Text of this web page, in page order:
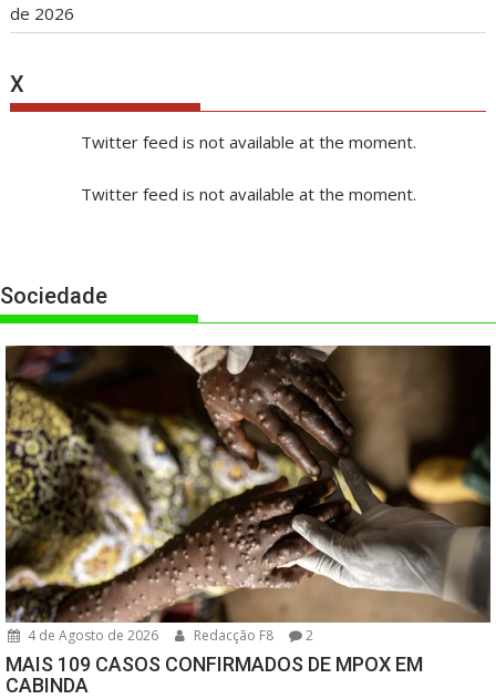
de 2026
X
Twitter feed is not available at the moment.
Twitter feed is not available at the moment.
Sociedade
4 de Agosto de 2026 Redacção F8 2
MAIS 109 CASOS CONFIRMADOS DE MPOX EM
CABINDA